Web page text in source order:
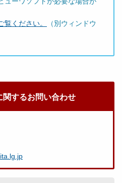
ください。
（別ウィンドウ
関するお問い合わせ